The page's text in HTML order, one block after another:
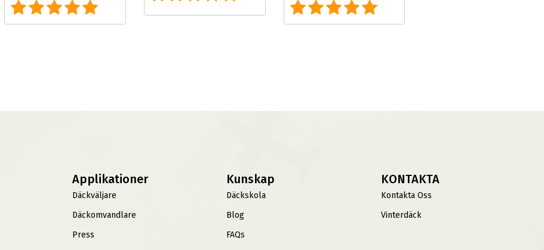
Applikationer
Däckväljare
Däckomvandlare
Press
Kunskap
Däckskola
Blog
FAQs
KONTAKTA
Kontakta Oss
Vinterdäck